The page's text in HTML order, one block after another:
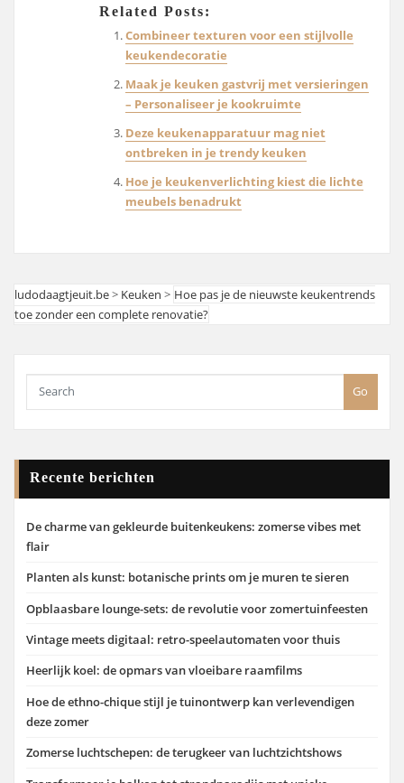
Related Posts:
Combineer texturen voor een stijlvolle
keukendecoratie
Maak je keuken gastvrij met versieringen
– Personaliseer je kookruimte
Deze keukenapparatuur mag niet
ontbreken in je trendy keuken
Hoe je keukenverlichting kiest die lichte
meubels benadrukt
ludodaagtjeuit.be> Keuken > Hoe pas je de nieuwste keukentrends
toe zonder een complete renovatie?
Go
Recente berichten
De charme van gekleurde buitenkeukens: zomerse vibes met
flair
Planten als kunst: botanische prints om je muren te sieren
Opblaasbare lounge-sets: de revolutie voor zomertuinfeesten
Vintage meets digitaal: retro-speelautomaten voor thuis
Heerlijk koel: de opmars van vloeibare raamfilms
Hoe de ethno-chique stijl je tuinontwerp kan verlevendigen
deze zomer
Zomerse luchtschepen: de terugkeer van luchtzichtshows